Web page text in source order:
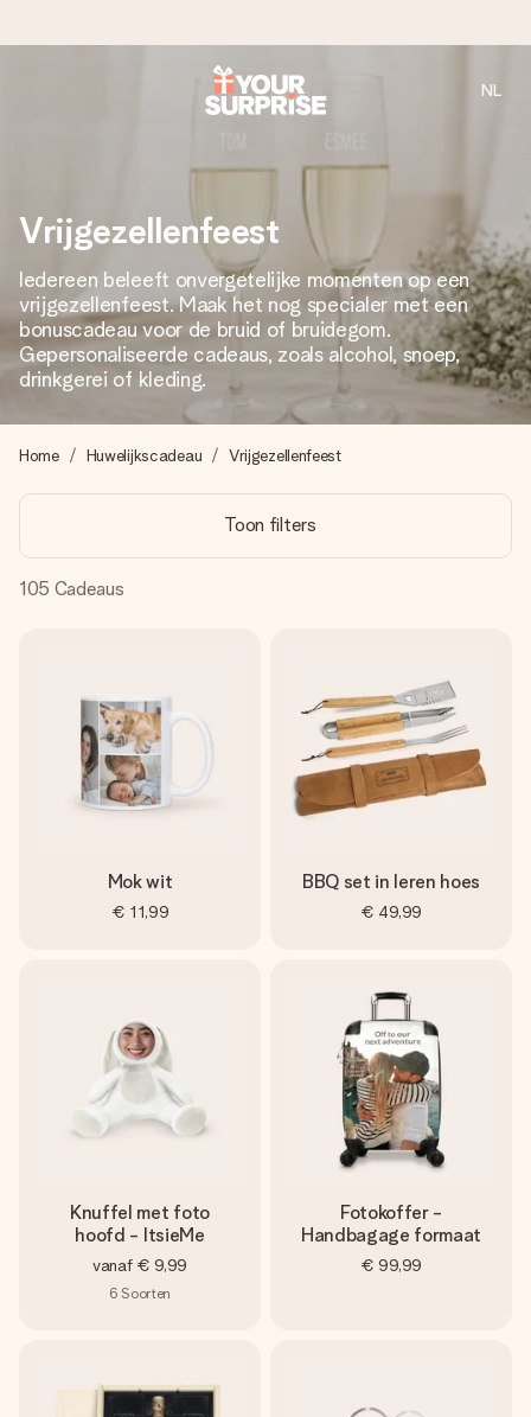
We maken jouw cadeau met zorg en zorgen dat het
het juiste moment, wanneer het het meeste betekent.
4,8 (gebaseerd op +8.000 reviews)
Onze cadeaus worden gewaardeerd. Klanten beoordelen
ons met een 4,7 op Google Reviews
Je maakt in een paar stappen iets unieks – met haar naam,
jullie foto of een boodschap die raakt. Zonder gedoe, maar
met alle aandacht voor het moment.
NL
Vrijgezellenfeest
Iedereen beleeft onvergetelijke momenten op een
vrijgezellenfeest. Maak het nog specialer met een
bonuscadeau voor de bruid of bruidegom.
Gepersonaliseerde cadeaus, zoals alcohol, snoep,
drinkgerei of kleding.
Home Huwelijkscadeau Vrijgezellenfeest
Toon filters
105 Cadeaus
Mok wit
€ 11,99
BBQ set in leren hoes
€ 49,99
Knuffel met foto
hoofd - ItsieMe
vanaf € 9,99
6 Soorten
Fotokoffer -
Handbagage formaat
€ 99,99